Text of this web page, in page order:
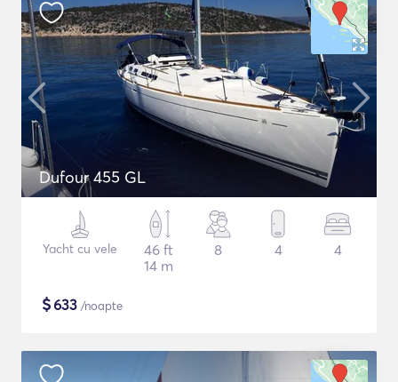
Dufour 455 GL
Yacht cu vele
46 ft
14 m
8 4 4
$633 /noapte